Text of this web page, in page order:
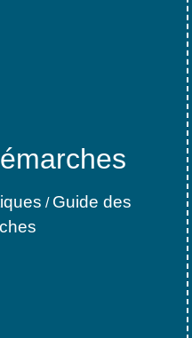
/ Guide des